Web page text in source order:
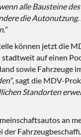
alle Bausteine
die
können jetzt die
auf einen
sowie Fahrzeuge
, sagt die MDV-
Standorten
an